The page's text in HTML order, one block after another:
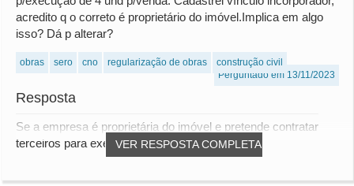
acredito q o correto é proprietário do imóvel.Implica em algo
isso? Dá p alterar?
obras sero cno regularização de obras
construção civil
Perguntado em 13/11/2023
Resposta
VER RESPOSTA COMPLETA
Se a empresa é proprietária do imóvel e pretende contratar
terceiros para executar unidades para ven...